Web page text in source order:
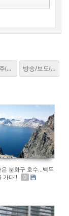
(25) 방송/보도(46)
분화구 호수...백두
가다!!
0